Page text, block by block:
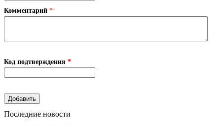
Комментарий *
Код подтверждения *
Последние новости